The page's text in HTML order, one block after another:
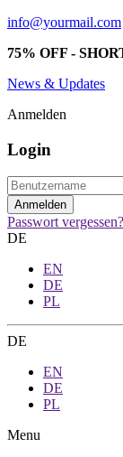
info@yourmail.com
75% OFF -
News & Updates
Anmelden
Login
Passwort vergessen?
DE
EN
DE
PL
DE
EN
DE
PL
Menu